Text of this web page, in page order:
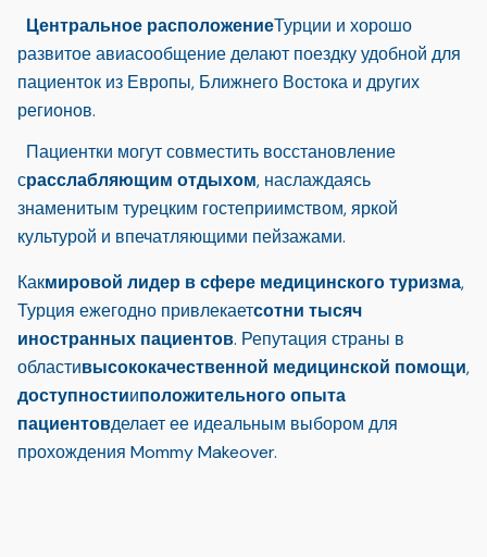
Центральное расположениеТурции и хорошо
развитое авиасообщение делают поездку удобной для
пациенток из Европы, Ближнего Востока и других
регионов.
Пациентки могут совместить восстановление
срасслабляющим отдыхом, наслаждаясь
знаменитым турецким гостеприимством, яркой
культурой и впечатляющими пейзажами.
Какмировой лидер в сфере медицинского туризма,
Турция ежегодно привлекаетсотни тысяч
иностранных пациентов. Репутация страны в
областивысококачественной медицинской помощи,
доступностииположительного опыта
пациентовделает ее идеальным выбором для
прохождения Mommy Makeover.